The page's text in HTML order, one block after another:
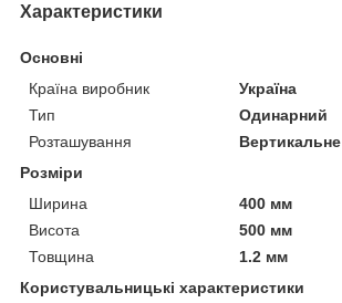
Характеристики
Основні
Країна виробник
Україна
Тип
Одинарний
Розташування
Вертикальне
Розміри
Ширина
400 мм
Висота
500 мм
Товщина
1.2 мм
Користувальницькі характеристики